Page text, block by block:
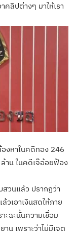
คลิปต่างๆ มาให้เรา
งหาในคดีทอง 246
าน ในคดีเจ๊อ้อยฟ้อง
สวนแล้ว ปรากฎว่า
วเอาเงินสดให้ภาย
ะฉะนั้นความเชื่อม
น เพราะว่าไม่มีเจต